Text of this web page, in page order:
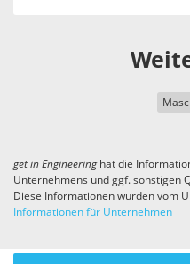
get in Engineeringhat die
Unternehmens und ggf. sonstigen
Diese Informationen wurden vom
Informationen für Unternehmen